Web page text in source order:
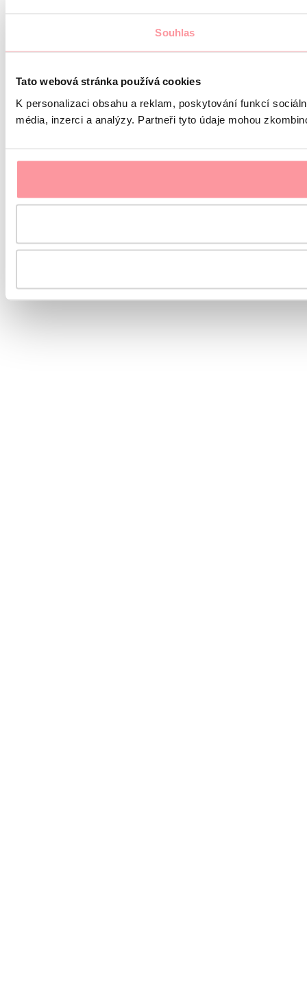
Souhlas
Tato webová stránka používá cookies
K personalizaci obsahu a reklam, poskytování funkcí
média, inzerci a analýzy. Partneři tyto údaje mohou